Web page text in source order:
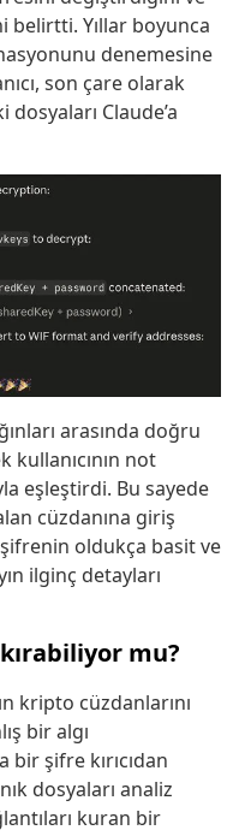
belirtti. Yıllar boyunca
denemesine
son çare olarak
Claude’a
arasında doğru
kullanıcının not
eşleştirdi. Bu sayede
cüzdanına giriş
oldukça basit ve
ilginç detayları
mu?
kripto cüzdanlarını
bir algı
bir şifre kırıcıdan
dosyaları analiz
kuran bir